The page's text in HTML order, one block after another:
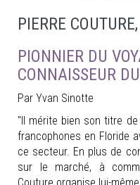
PIERRE
PIONNIER DU
CONNAISSEUR
Par Yvan Sinotte
"Il mérite bien son titre
francophones en Floride
ce secteur. En plus de
sur le marché, à